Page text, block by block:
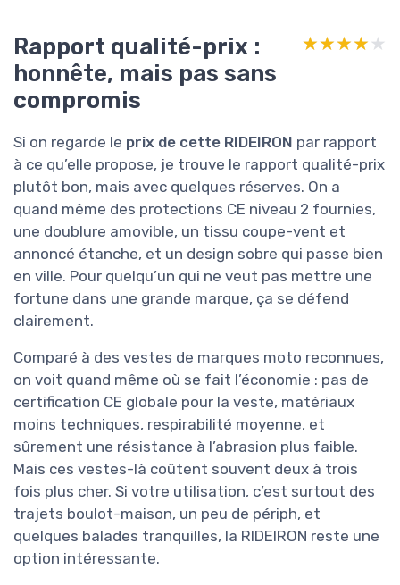
Rapport qualité-prix :
honnête, mais pas sans
compromis
★★★★★
★★★★★
Si on regarde le prix de cette RIDEIRON par rapport
à ce qu’elle propose, je trouve le rapport qualité-prix
plutôt bon, mais avec quelques réserves. On a
quand même des protections CE niveau 2 fournies,
une doublure amovible, un tissu coupe-vent et
annoncé étanche, et un design sobre qui passe bien
en ville. Pour quelqu’un qui ne veut pas mettre une
fortune dans une grande marque, ça se défend
clairement.
Comparé à des vestes de marques moto reconnues,
on voit quand même où se fait l’économie : pas de
certification CE globale pour la veste, matériaux
moins techniques, respirabilité moyenne, et
sûrement une résistance à l’abrasion plus faible.
Mais ces vestes-là coûtent souvent deux à trois
fois plus cher. Si votre utilisation, c’est surtout des
trajets boulot-maison, un peu de périph, et
quelques balades tranquilles, la RIDEIRON reste une
option intéressante.